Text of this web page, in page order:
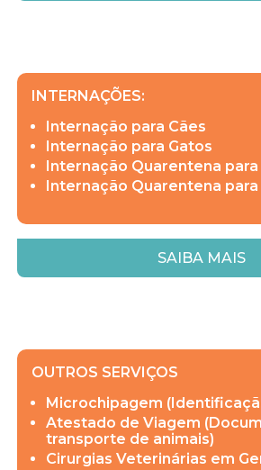
INTERNAÇÕES:
Internação para Cães
Internação para Gatos
Internação Quarentena para
Internação Quarentena para
SAIBA MAIS
OUTROS SERVIÇOS
Microchipagem
Atestado de Viagem (Documentação para
transporte de animais)
Cirurgias Veterinárias em